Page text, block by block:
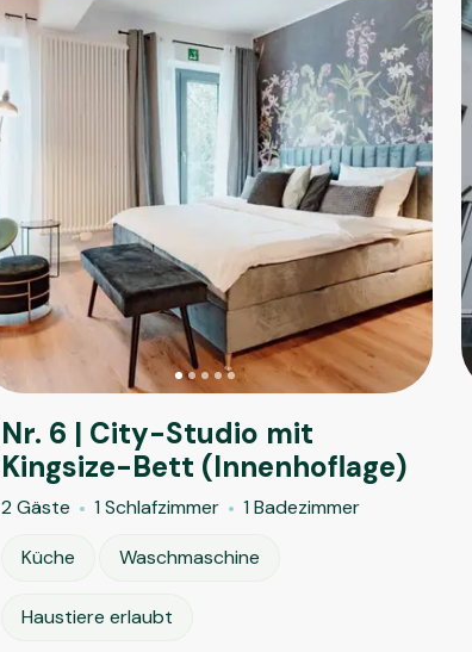
Nr. 6 | City-Studio mit
Kingsize-Bett (Innenhoflage)
2 Gäste 1 Schlafzimmer
1 Badezimmer
Küche
Waschmaschine
Haustiere erlaubt